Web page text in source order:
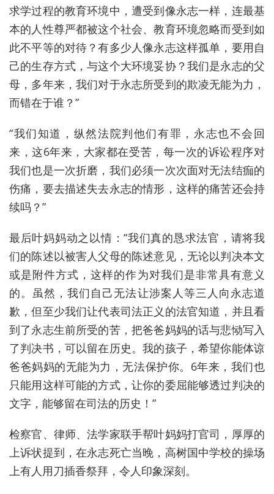
求学过程的教育环境中，遭受到像永志一样，连最基
本的人性尊严都被这个社会、教育环境忽略而受到如
此不平等的对待？有多少人像永志这样孤单，要用自
己的生存方式，与这个大环境妥协？我们是永志的父
母，多年来，我们对于永志所受到的欺凌无能为力，
而错在于谁？”
“我们知道，纵然法院判他们有罪，永志也不会回
来，这6年来，大家都在受苦，每一次的诉讼程序对
我们也是一次折磨，我们必须一次次面对无法结痂的
伤痛，要去描述失去永志的情形，这样的痛苦还会持
续吗？”
最后叶妈妈动之以情：“我们真的恳求法官，请将我
们的陈述以被害人父母的陈述意见，无论以判决本文
或是附件方式，这样的作为对我们是非常具有意义
的。虽然，我们自己无法让涉案人等三人向永志道
歉，但至少我们让代表司法正义的法官知道，并且看
到了永志生前所受的苦，把爸爸妈妈的话与悲恸写入
了判决书，可以留在历史。我的孩子，希望你能体谅
爸爸妈妈的无能为力，无法保护你。6年来，我们也
只能用这样可能的方式，让你的委屈能够透过判决的
文字，能够留在司法的历史！”
检察官、律师、法学家联手帮叶妈妈打官司，厚厚的
上诉状提到，在永志死亡当晚，高树国中学校的操场
上有人用刀插香祭拜，令人印象深刻。